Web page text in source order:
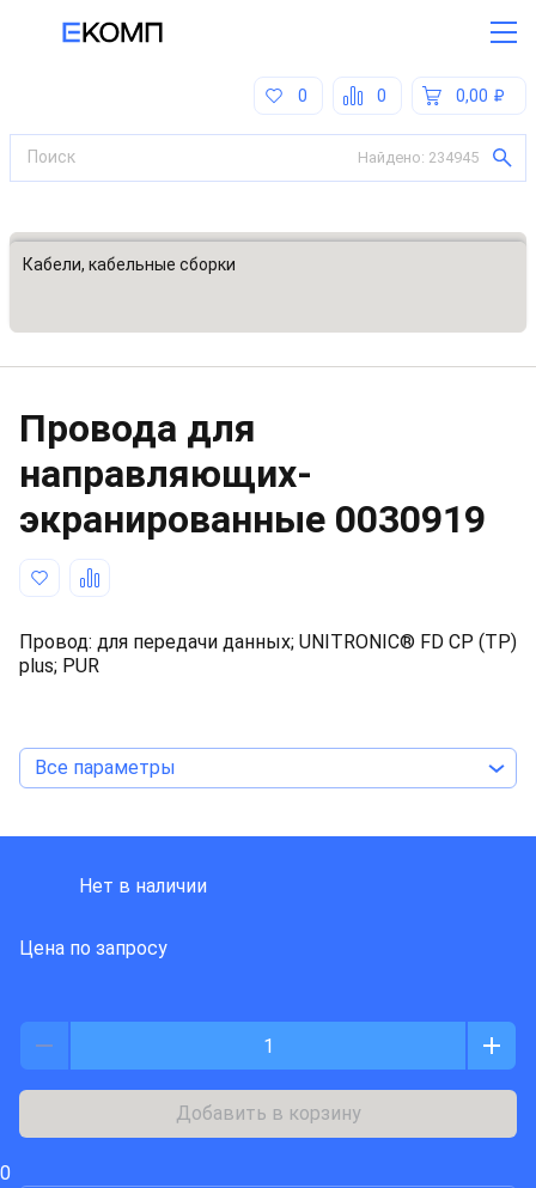
0,00
0
0
Найдено: 234945
Все категории
Кабели, кабельные сборки
Провода для
направляющих-
экранированные 0030919
Провод: для передачи данных; UNITRONIC® FD CP (TP)
plus; PUR
Все параметры
Нет в наличии
Цена по запросу
Добавить в корзину
0